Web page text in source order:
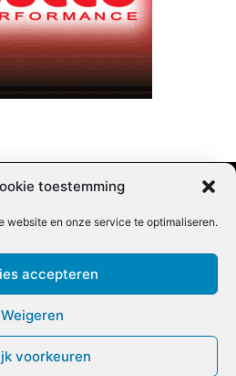
toestemming
website en onze service te optimaliseren.
accepteren
Weigeren
voorkeuren
| Partner content